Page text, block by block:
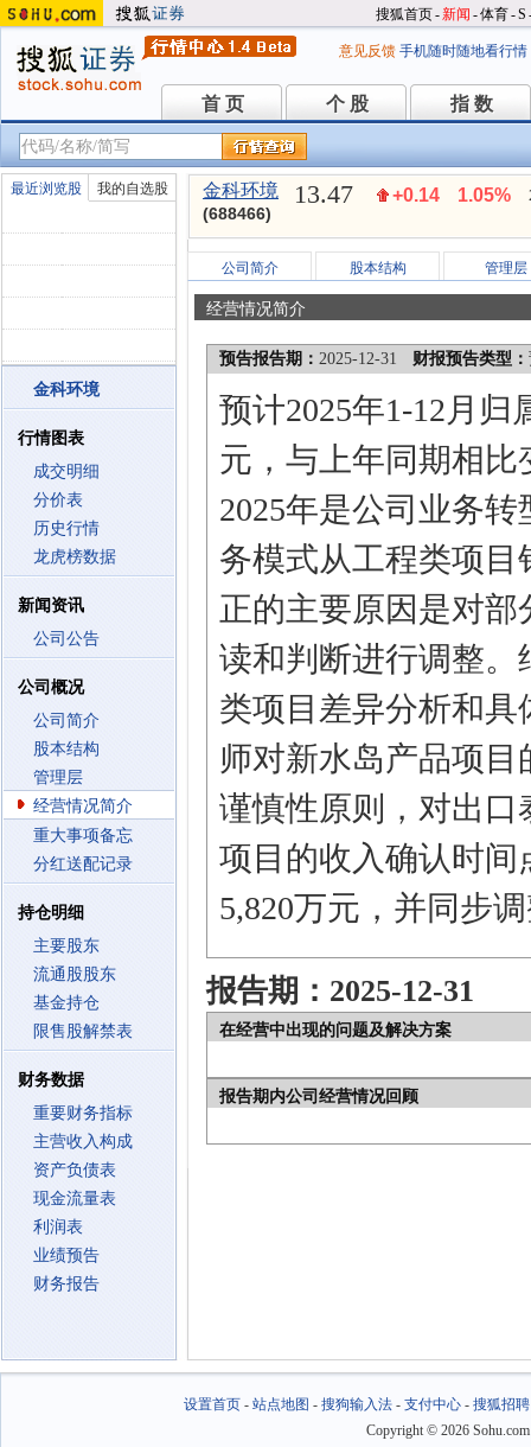
搜狐首页-新闻 -体育-S
意见反馈 手机随时随地看行情
首 页
首 页 个 股
个 股 指 数
指 数
最近浏览股 我的自选股
金科环境
行情图表
成交明细
分价表
历史行情
龙虎榜数据
新闻资讯
公司公告
公司概况
公司简介
股本结构
管理层
经营情况简介
重大事项备忘
分红送配记录
持仓明细
主要股东
流通股股东
基金持仓
限售股解禁表
财务数据
重要财务指标
主营收入构成
资产负债表
现金流量表
利润表
业绩预告
财务报告
金科环境
(688466)
13.47 +0.14 1.05%
公司简介 股本结构 管理层
经营情况简介
预告报告期： 2025-12-31 财报预告类型：
预计2025年1-12月归
元，与上年同期相比
2025年是公司业务
务模式从工程类项
正的主要原因是对
读和判断进行调整
类项目差异分析和
师对新水岛产品项
谨慎性原则，对出
项目的收入确认时间
5,820万元，并同步
报告期：2025-12-31
在经营中出现的问题及解决方案
报告期内公司经营情况回顾
设置首页- 站点地图 - 搜狗输入法- 支付中心- 搜狐招聘
Copyright © 2026